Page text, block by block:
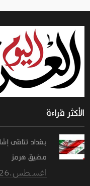
الأكثر قراءة
بغداد تتلقى
مضيق هرمز
03 اغســطس.2026 - 1:11